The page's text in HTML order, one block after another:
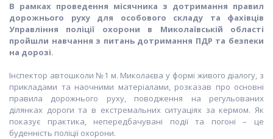
В рамках проведення місячника з дотримання правил
дорожнього руху для особового складу та фахівців
Управління поліції охорони в Миколаївській області
пройшли навчання з питань дотримання ПДР та безпеки
на дорозі.
Інспектор автошколи №1 м. Миколаєва у формі живого діалогу, з
прикладами та наочними матеріалами, розказав про основні
правила дорожнього руху, поводження на регульованих
ділянках дороги та в екстремальних ситуаціях за кермом. Як
показує практика, непередбачувані події та погоні – це
буденність поліції охорони.